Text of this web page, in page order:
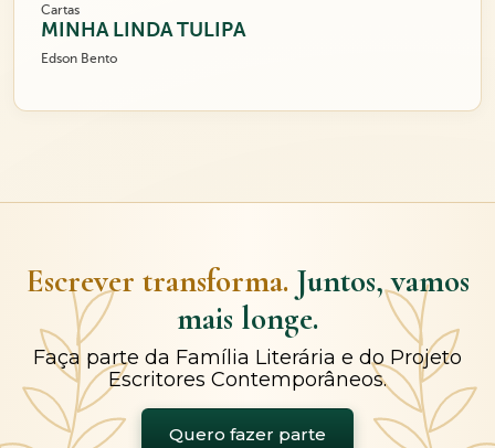
Cartas
MINHA LINDA TULIPA
Edson Bento
Escrever transforma. Juntos, vamos
mais longe.
Faça parte da Família Literária e do Projeto
Escritores Contemporâneos.
Quero fazer parte